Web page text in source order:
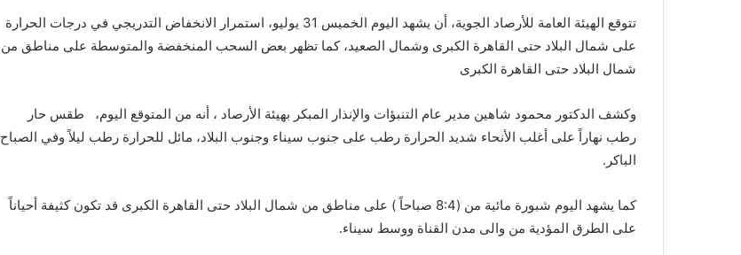
تتوقع الهيئة العامة للأرصاد الجوية، أن يشهد اليوم الخميس 31 يوليو، استمرار الانخفاض التدريجي في درجات الحرارة
على شمال البلاد حتى القاهرة الكبرى وشمال الصعيد، كما تظهر بعض السحب المنخفضة والمتوسطة على مناطق من
شمال البلاد حتى القاهرة الكبرى
وكشف الدكتور محمود شاهين مدير عام التنبؤات والإنذار المبكر بهيئة الأرصاد ، أنه من المتوقع اليوم، طقس حار
رطب نهاراً على أغلب الأنحاء شديد الحرارة رطب على جنوب سيناء وجنوب البلاد، مائل للحرارة رطب ليلاً وفي الصباح
الباكر.
كما يشهد اليوم شبورة مائية من (8:4 صباحاً ) على مناطق من شمال البلاد حتى القاهرة الكبرى قد تكون كثيفة أحياناً
على الطرق المؤدية من والى مدن القناة ووسط سيناء.